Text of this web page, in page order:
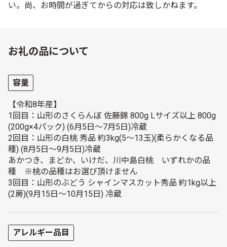
い。尚、お時間が過ぎてからの対応は致しかねます。
お礼の品について
容量
【令和8年産】
1回目：山形のさくらんぼ 佐藤錦 800g Lサイズ以上 800g
(200g×4パック) (6月5日～7月5日)冷蔵
2回目：山形の白桃 秀品 約3kg(5～13玉)(柔らかくなる品
種) (8月5日～9月5日)冷蔵
あかつき、まどか、いけだ、川中島白桃 いずれかの品
種 ※桃の品種はお選び頂けません
3回目：山形のぶどう シャインマスカット秀品 約1kg以上
(2房)(9月15日～10月15日) 冷蔵
アレルギー品目